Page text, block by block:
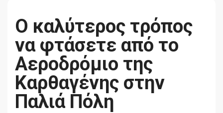
Ο καλύτερος τρόπος
να φτάσετε από το
Αεροδρόμιο της
Καρθαγένης στην
Παλιά Πόλη